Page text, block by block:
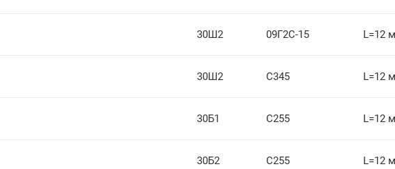
30Ш2 09Г2С-15 L=12 м
30Ш2 С345 L=12 м
30Б1 С255 L=12 м
30Б2 С255 L=12 м